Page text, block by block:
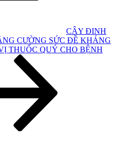
CÂY ĐINH
CƯỜNG SỨC ĐỀ KHÁNG
THUỐC QUÝ CHO BỆNH